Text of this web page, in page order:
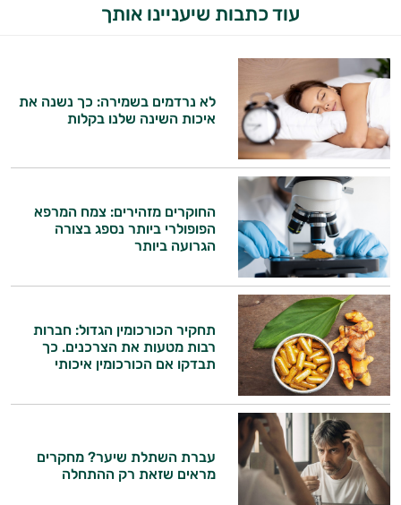
עוד כתבות שיעניינו אותך
לא נרדמים בשמירה: כך נשנה את
איכות השינה שלנו בקלות
החוקרים מזהירים: צמח המרפא
הפופולרי ביותר נספג בצורה
הגרועה ביותר
תחקיר הכורכומין הגדול: חברות
רבות מטעות את הצרכנים. כך
תבדקו אם הכורכומין איכותי
עברת השתלת שיער? מחקרים
מראים שזאת רק ההתחלה